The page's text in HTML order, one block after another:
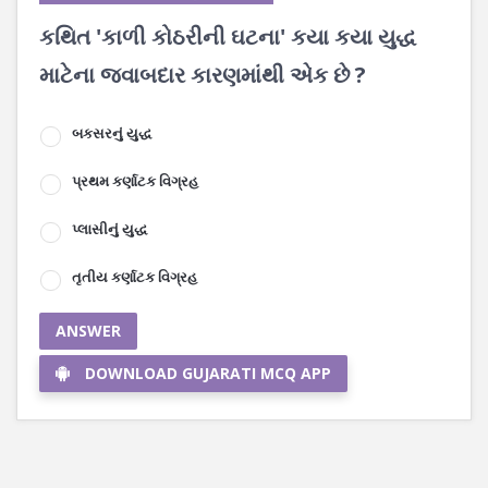
કથિત 'કાળી કોઠરીની ઘટના' કયા કયા યુદ્ધ
માટેના જવાબદાર કારણમાંથી એક છે ?
બકસરનું યુદ્ધ
પ્રથમ કર્ણાટક વિગ્રહ
પ્લાસીનું યુદ્ધ
તૃતીય કર્ણાટક વિગ્રહ
ANSWER
DOWNLOAD GUJARATI MCQ APP